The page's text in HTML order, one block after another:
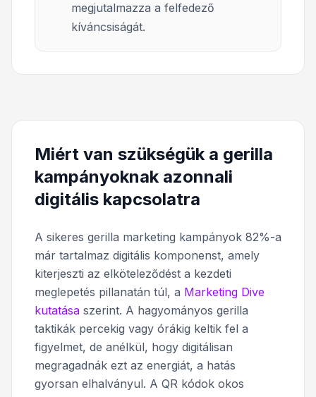
megjutalmazza a felfedező
kíváncsiságát.
Miért van szükségük a gerilla
kampányoknak azonnali
digitális kapcsolatra
A sikeres gerilla marketing kampányok 82%-a
már tartalmaz digitális komponenst, amely
kiterjeszti az elköteleződést a kezdeti
meglepetés pillanatán túl, a Marketing Dive
kutatása szerint. A hagyományos gerilla
taktikák percekig vagy órákig keltik fel a
figyelmet, de anélkül, hogy digitálisan
megragadnák ezt az energiát, a hatás
gyorsan elhalványul. A QR kódok okos